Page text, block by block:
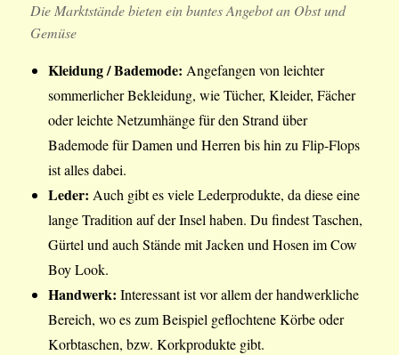
Die Marktstände bieten ein buntes Angebot an Obst und
Gemüse
Kleidung / Bademode: Angefangen von leichter
sommerlicher Bekleidung, wie Tücher, Kleider, Fächer
oder leichte Netzumhänge für den Strand über
Bademode für Damen und Herren bis hin zu Flip-Flops
ist alles dabei.
Leder: Auch gibt es viele Lederprodukte, da diese eine
lange Tradition auf der Insel haben. Du findest Taschen,
Gürtel und auch Stände mit Jacken und Hosen im Cow
Boy Look.
Handwerk: Interessant ist vor allem der handwerkliche
Bereich, wo es zum Beispiel geflochtene Körbe oder
Korbtaschen, bzw. Korkprodukte gibt.